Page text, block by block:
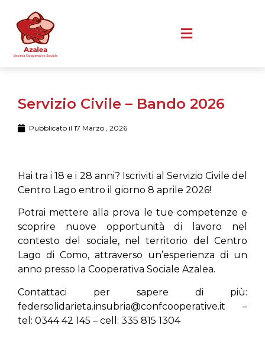
Servizio Civile – Bando 2026
Pubblicato il 17 Marzo , 2026
Hai tra i 18 e i 28 anni? Iscriviti al Servizio Civile del
Centro Lago entro il giorno 8 aprile 2026!
Potrai mettere alla prova le tue competenze e
scoprire nuove opportunità di lavoro nel
contesto del sociale, nel territorio del Centro
Lago di Como, attraverso un’esperienza di un
anno presso la Cooperativa Sociale Azalea.
Contattaci per sapere di più:
federsolidarieta.insubria@confcooperative.it –
tel: 0344 42 145 – cell: 335 815 1304